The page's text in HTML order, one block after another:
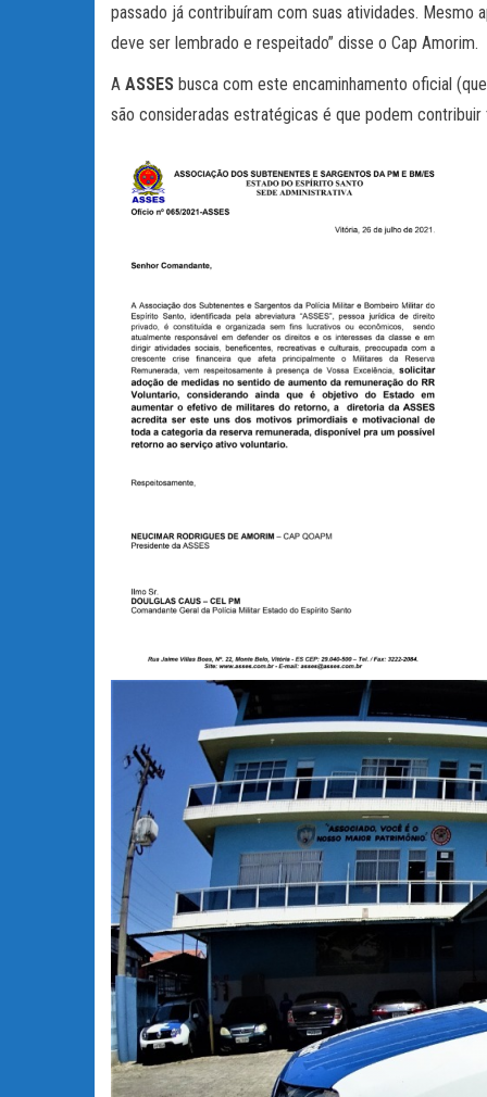
passado já contribuíram com suas atividades. Mesmo
deve ser lembrado e respeitado” disse o Cap Amorim.
A ASSES busca com este encaminhamento oficial
são consideradas estratégicas é que podem